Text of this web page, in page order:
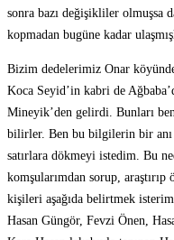
sonra bazı değişikliler olmuşsa
kopmadan bugüne kadar
Bizim dedelerimiz Onar
Koca Seyid’in kabri de
Mineyik’den gelirdi. Bunları
bilirler. Ben bu bilgilerin bir
satırlara dökmeyi istedim. Bu
komşularımdan sorup,
kişileri aşağıda belirtmek
Hasan Güngör, Fevzi Önen,